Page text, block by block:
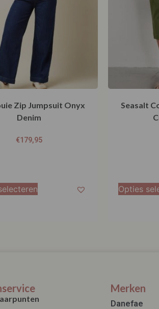
Zip Jumpsuit Onyx
Denim
€179,95
Seasalt
Opties
Merken
Danefae